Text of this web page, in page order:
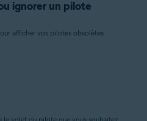
ignorer un pilote
afficher vos pilotes obsolètes.